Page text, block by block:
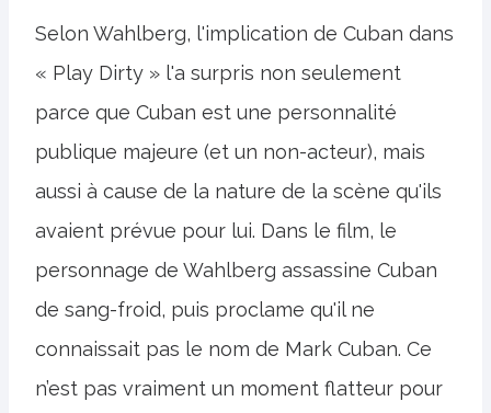
Selon Wahlberg, l'implication de Cuban dans
« Play Dirty » l'a surpris non seulement
parce que Cuban est une personnalité
publique majeure (et un non-acteur), mais
aussi à cause de la nature de la scène qu'ils
avaient prévue pour lui. Dans le film, le
personnage de Wahlberg assassine Cuban
de sang-froid, puis proclame qu'il ne
connaissait pas le nom de Mark Cuban. Ce
n’est pas vraiment un moment flatteur pour